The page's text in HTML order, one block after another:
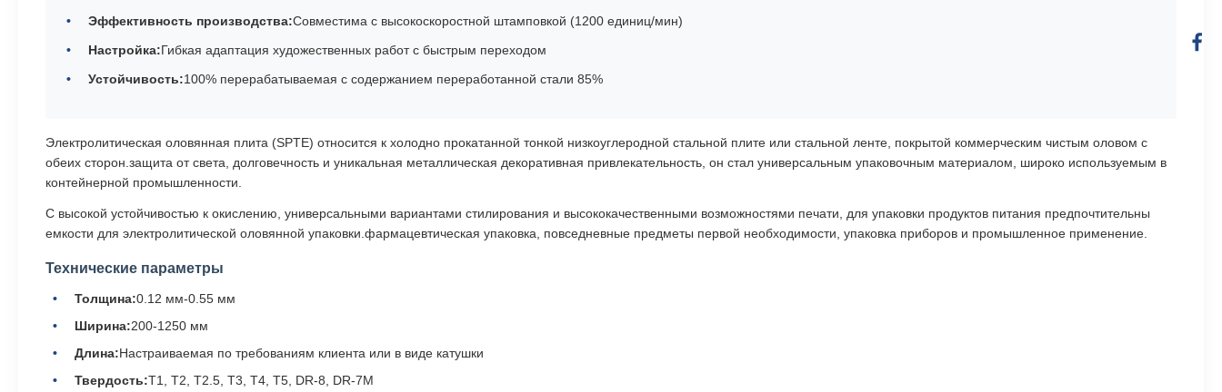
Эффективность производства:Совместима с высокоскоростной штамповкой (1200 единиц/мин)
Настройка:Гибкая адаптация художественных работ с быстрым переходом
Устойчивость:100% перерабатываемая с содержанием переработанной стали 85%
Электролитическая оловянная плита (SPTE) относится к холодно прокатанной тонкой низкоуглеродной стальной плите или стальной ленте, покрытой коммерческим чистым оловом с
обеих сторон.защита от света, долговечность и уникальная металлическая декоративная привлекательность, он стал универсальным упаковочным материалом, широко используемым в
контейнерной промышленности.
С высокой устойчивостью к окислению, универсальными вариантами стилирования и высококачественными возможностями печати, для упаковки продуктов питания предпочтительны
емкости для электролитической оловянной упаковки.фармацевтическая упаковка, повседневные предметы первой необходимости, упаковка приборов и промышленное применение.
Технические параметры
Толщина:0.12 мм-0.55 мм
Ширина:200-1250 мм
Длина:Настраиваемая по требованиям клиента или в виде катушки
Твердость:Т1, Т2, Т2.5, T3, T4, T5, DR-8, DR-7M